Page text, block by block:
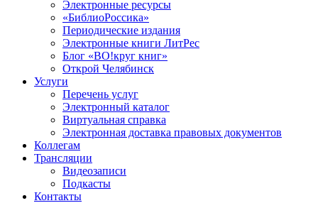
Электронные ресурсы
«БиблиоРоссика»
Периодические издания
Электронные книги ЛитРес
Блог «ВО!круг книг»
Открой Челябинск
Услуги
Перечень услуг
Электронный каталог
Виртуальная справка
Электронная доставка правовых документов
Коллегам
Трансляции
Видеозаписи
Подкасты
Контакты